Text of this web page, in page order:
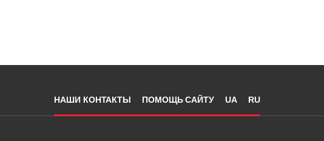
НАШИ КОНТАКТЫ ПОМОЩЬ САЙТУ UA RU